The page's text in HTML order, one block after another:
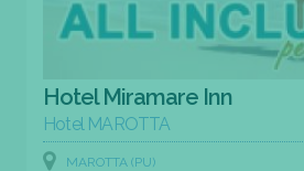
Hotel Miramare Inn
Hotel MAROTTA
MAROTTA (PU)